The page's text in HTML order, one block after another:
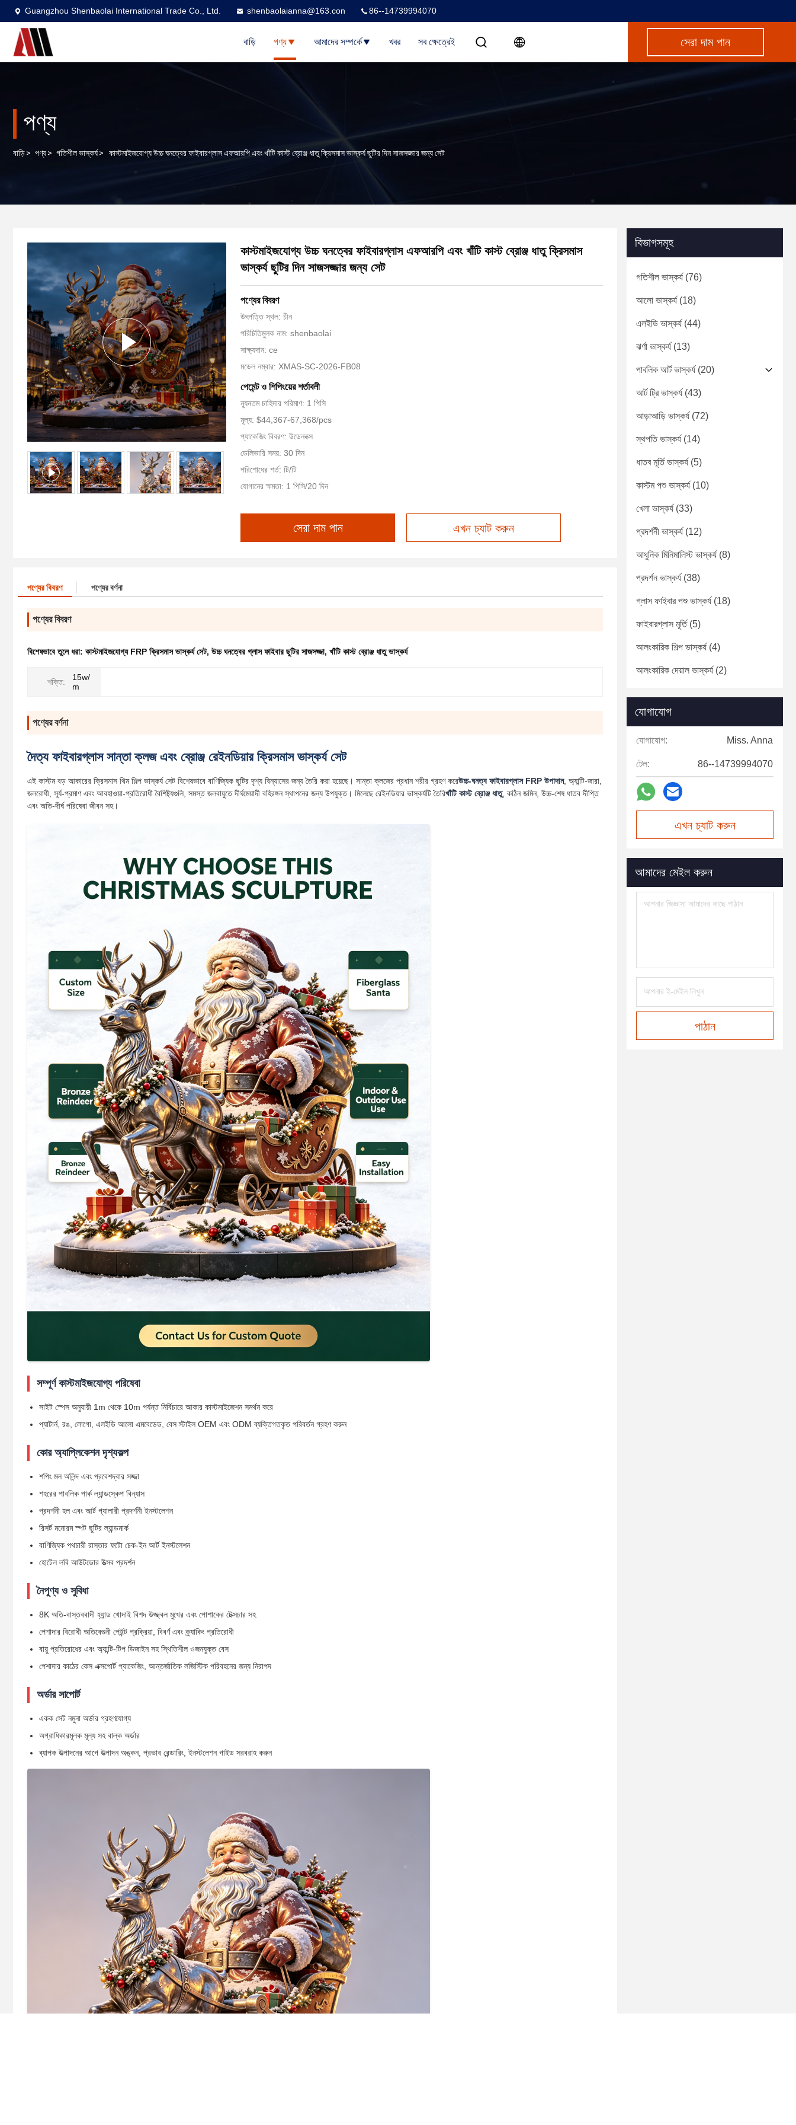
Guangzhou Shenbaolai International Trade Co., Ltd. shenbaolaianna@163.con 86--14739994070
বাড়ি পণ্য আমাদের সম্পর্কে খবর সব ক্ষেত্রেই সেরা দাম পান
পণ্য
বাড়ি> পণ্য> গতিশীল ভাস্কর্য> কাস্টমাইজযোগ্য উচ্চ ঘনত্বের ফাইবারগ্লাস এফআরপি এবং খাঁটি কাস্ট ব্রোঞ্জ ধাতু ক্রিসমাস ভাস্কর্য ছুটির দিন সাজসজ্জার জন্য সেট
কাস্টমাইজযোগ্য উচ্চ ঘনত্বের ফাইবারগ্লাস এফআরপি এবং খাঁটি কাস্ট ব্রোঞ্জ ধাতু ক্রিসমাস
ভাস্কর্য ছুটির দিন সাজসজ্জার জন্য সেট
পণ্যের বিবরণ
উৎপত্তি স্থল: চীন
পরিচিতিমুলক নাম: shenbaolai
সাক্ষ্যদান: ce
মডেল নম্বার: XMAS-SC-2026-FB08
পেমেন্ট ও শিপিংয়ের শর্তাবলী
ন্যূনতম চাহিদার পরিমাণ: 1 পিসি
মূল্য: $44,367-67,368/pcs
প্যাকেজিং বিবরণ: উডেনবক্স
ডেলিভারি সময়: 30 দিন
পরিশোধের শর্ত: টি/টি
যোগানের ক্ষমতা: 1 পিসি/20 দিন
সেরা দাম পান এখন চ্যাট করুন
পণ্যের বিবরণ পণ্যের বর্ণনা
পণ্যের বিবরণ
বিশেষভাবে তুলে ধরা: কাস্টমাইজযোগ্য FRP ক্রিসমাস ভাস্কর্য সেট, উচ্চ ঘনত্বের গ্লাস ফাইবার ছুটির সাজসজ্জা, খাঁটি কাস্ট ব্রোঞ্জ ধাতু ভাস্কর্য
শক্তি:
15w/
m
পণ্যের বর্ণনা
দৈত্য ফাইবারগ্লাস সান্তা ক্লজ এবং ব্রোঞ্জ রেইনডিয়ার ক্রিসমাস ভাস্কর্য সেট
এই কাস্টম বড় আকারের ক্রিসমাস থিম শিল্প ভাস্কর্য সেট বিশেষভাবে বাণিজ্যিক ছুটির দৃশ্য বিন্যাসের জন্য তৈরি করা হয়েছে। সান্তা ক্লজের প্রধান শরীর গ্রহণ করেউচ্চ-ঘনত্ব ফাইবারগ্লাস FRP উপাদান, অ্যান্টি-জারা,
জলরোধী, সূর্য-প্রমাণ এবং আবহাওয়া-প্রতিরোধী বৈশিষ্ট্যগুলি, সমস্ত জলবায়ুতে দীর্ঘমেয়াদী বহিরঙ্গন স্থাপনের জন্য উপযুক্ত। মিলেছে রেইনডিয়ার ভাস্কর্যটি তৈরিখাঁটি কাস্ট ব্রোঞ্জ ধাতু, কঠিন জমিন, উচ্চ-শেষ ধাতব দীপ্তি
এবং অতি-দীর্ঘ পরিষেবা জীবন সহ।
সম্পূর্ণ কাস্টমাইজযোগ্য পরিষেবা
সাইট স্পেস অনুযায়ী 1m থেকে 10m পর্যন্ত নির্বিচারে আকার কাস্টমাইজেশন সমর্থন করে
প্যাটার্ন, রঙ, লোগো, এলইডি আলো এমবেডেড, বেস স্টাইল OEM এবং ODM ব্যক্তিগতকৃত পরিবর্তন গ্রহণ করুন
কোর অ্যাপ্লিকেশন দৃশ্যকল্প
শপিং মল অলিন্দ এবং প্রবেশদ্বার সজ্জা
শহরের পাবলিক পার্ক ল্যান্ডস্কেপ বিন্যাস
প্রদর্শনী হল এবং আর্ট গ্যালারী প্রদর্শনী ইনস্টলেশন
রিসর্ট মনোরম স্পট ছুটির ল্যান্ডমার্ক
বাণিজ্যিক পথচারী রাস্তার ফটো চেক-ইন আর্ট ইনস্টলেশন
হোটেল লবি আউটডোর উত্সব প্রদর্শন
নৈপুণ্য ও সুবিধা
8K অতি-বাস্তববাদী হ্যান্ড খোদাই বিশদ উজ্জ্বল মুখের এবং পোশাকের টেক্সচার সহ
পেশাদার বিরোধী অতিবেগুনী পেইন্ট প্রক্রিয়া, বিবর্ণ এবং ক্র্যাকিং প্রতিরোধী
বায়ু প্রতিরোধের এবং অ্যান্টি-টিপ ডিজাইন সহ স্থিতিশীল ওজনযুক্ত বেস
পেশাদার কাঠের কেস এক্সপোর্ট প্যাকেজিং, আন্তর্জাতিক লজিস্টিক পরিবহনের জন্য নিরাপদ
অর্ডার সাপোর্ট
একক সেট নমুনা অর্ডার গ্রহণযোগ্য
অগ্রাধিকারমূলক মূল্য সহ বাল্ক অর্ডার
ব্যাপক উত্পাদনের আগে উত্পাদন অঙ্কন, প্রভাব রেন্ডারিং, ইনস্টলেশন গাইড সরবরাহ করুন
বিভাগসমূহ
গতিশীল ভাস্কর্য (76)
আলো ভাস্কর্য (18)
এলইডি ভাস্কর্য (44)
ঝর্ণা ভাস্কর্য (13)
পাবলিক আর্ট ভাস্কর্য (20)
আর্ট ট্রি ভাস্কর্য (43)
আড়াআড়ি ভাস্কর্য (72)
স্থপতি ভাস্কর্য (14)
ধাতব মূর্তি ভাস্কর্য (5)
কাস্টম পশু ভাস্কর্য (10)
খেলা ভাস্কর্য (33)
প্রদর্শনী ভাস্কর্য (12)
আধুনিক মিনিমালিস্ট ভাস্কর্য (8)
প্রদর্শন ভাস্কর্য (38)
গ্লাস ফাইবার পশু ভাস্কর্য (18)
ফাইবারগ্লাস মূর্তি(5)
আলংকারিক শিল্প ভাস্কর্য (4)
আলংকারিক দেয়াল ভাস্কর্য (2)
যোগাযোগ
যোগাযোগ: Miss. Anna
টেল: 86--14739994070
এখন চ্যাট করুন
আমাদের মেইল করুন
পাঠান